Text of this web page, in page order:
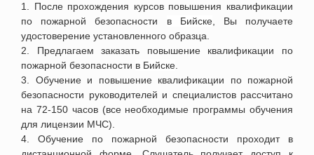
1. После прохождения курсов повышения квалификации
по пожарной безопасности в Бийске, Вы получаете
удостоверение установленного образца.
2. Предлагаем заказать повышение квалификации по
пожарной безопасности в Бийске
3. Обучение и повышение квалификации по пожарной
безопасности руководителей и специалистов рассчитано
на 72-150 часов (все необходимые программы обучения
для лицензии МЧС).
4. Обучение по пожарной безопасности проходит в